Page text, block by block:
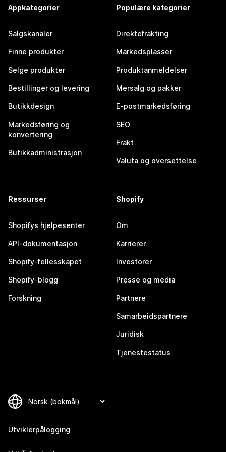
Appkategorier
Salgskanaler
Finne produkter
Selge produkter
Bestillinger og levering
Butikkdesign
Markedsføring og
konvertering
Butikkadministrasjon
Populære kategorier
Direktefrakting
Markedsplasser
Produktanmeldelser
Mersalg og pakker
E-postmarkedsføring
SEO
Frakt
Valuta og oversettelse
Ressurser
Shopifys hjelpesenter
API-dokumentasjon
Shopify-fellesskapet
Shopify-blogg
Forskning
Shopify
Om
Karrierer
Investorer
Presse og media
Partnere
Samarbeidspartnere
Juridisk
Tjenestestatus
Utviklerpålogging